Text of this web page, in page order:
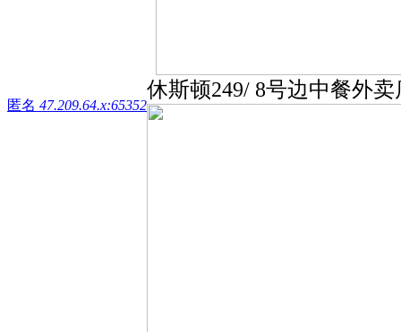
匿名 47.209.64.x:65352
休斯顿249/ 8号边中餐外